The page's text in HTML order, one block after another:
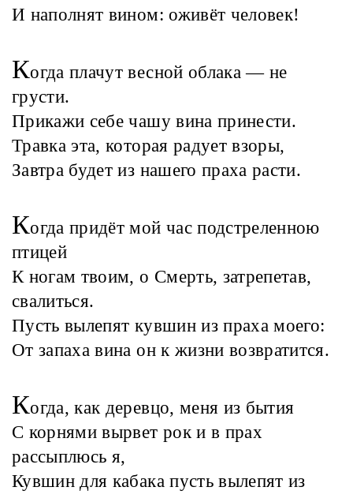
И наполнят вином: оживёт человек!
Когда плачут весной облака — не
грусти.
Прикажи себе чашу вина принести.
Травка эта, которая радует взоры,
Завтра будет из нашего праха расти.
Когда придёт мой час подстреленною
птицей
К ногам твоим, о Смерть, затрепетав,
свалиться.
Пусть вылепят кувшин из праха моего:
От запаха вина он к жизни возвратится.
Когда, как деревцо, меня из бытия
С корнями вырвет рок и в прах
рассыплюсь я,
Кувшин для кабака пусть вылепят из